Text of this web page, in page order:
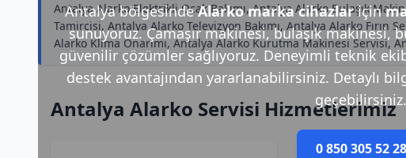
Antalya bölgesindeAlarko marka cihazlariçin
sunuyoruz. Çamaşır makinesi, bulaşık makinesi,
güvenilir çözümler sağlıyoruz. Deneyimli teknik
destek avantajından yararlanabilirsiniz. Detaylı
geçebilirsiniz.
0 850 305 52 28
Antalya Alarko Elektrikli Ocak Bakımı, Antalya Alarko Bulaşık
Tamircisi, Antalya Alarko Televizyon Bakımı, Antalya Alarko Fırın
Alarko Klima Onarımı, Antalya Alarko Kurutma Makinesi Servisi,
Antalya Alarko Servisi Hizmetlerimiz